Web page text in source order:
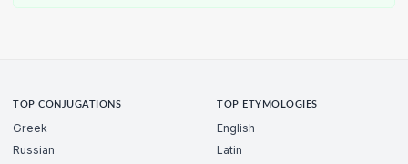
TOP CONJUGATIONS
Greek
Russian
TOP ETYMOLOGIES
English
Latin